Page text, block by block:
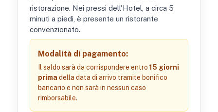
ristorazione. Nei pressi dell'Hotel, a circa 5
minuti a piedi, è presente un ristorante
convenzionato.
Modalità di pagamento:
Il saldo sarà da corrispondere entro 15 giorni
prima della data di arrivo tramite bonifico
bancario e non sarà in nessun caso
rimborsabile.